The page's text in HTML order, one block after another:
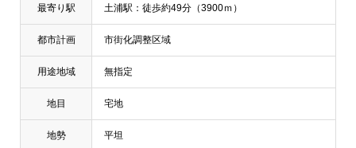
最寄り駅 土浦駅：徒歩約49分（3900ｍ）
都市計画 市街化調整区域
用途地域 無指定
地目 宅地
地勢 平坦